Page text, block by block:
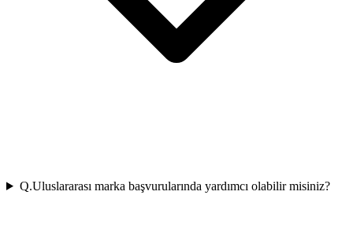
Q.Uluslararası marka başvurularında yardımcı olabilir misiniz?